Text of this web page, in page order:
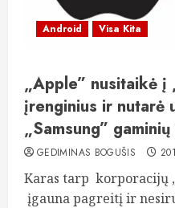
Android Visa Kita
„Apple” nusitaikė į
įrenginius ir nutarė
„Samsung”
GEDIMINAS BOGUŠIS
Karas tarp korporacijų
įgauna pagreitį ir